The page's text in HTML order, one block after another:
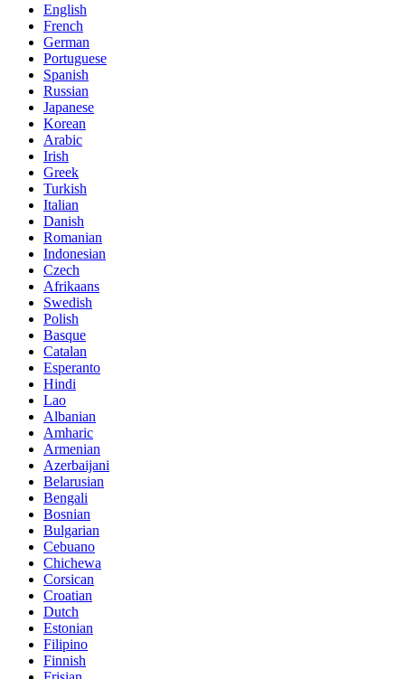
English
French
German
Portuguese
Spanish
Russian
Japanese
Korean
Arabic
Irish
Greek
Turkish
Italian
Danish
Romanian
Indonesian
Czech
Afrikaans
Swedish
Polish
Basque
Catalan
Esperanto
Hindi
Lao
Albanian
Amharic
Armenian
Azerbaijani
Belarusian
Bengali
Bosnian
Bulgarian
Cebuano
Chichewa
Corsican
Croatian
Dutch
Estonian
Filipino
Finnish